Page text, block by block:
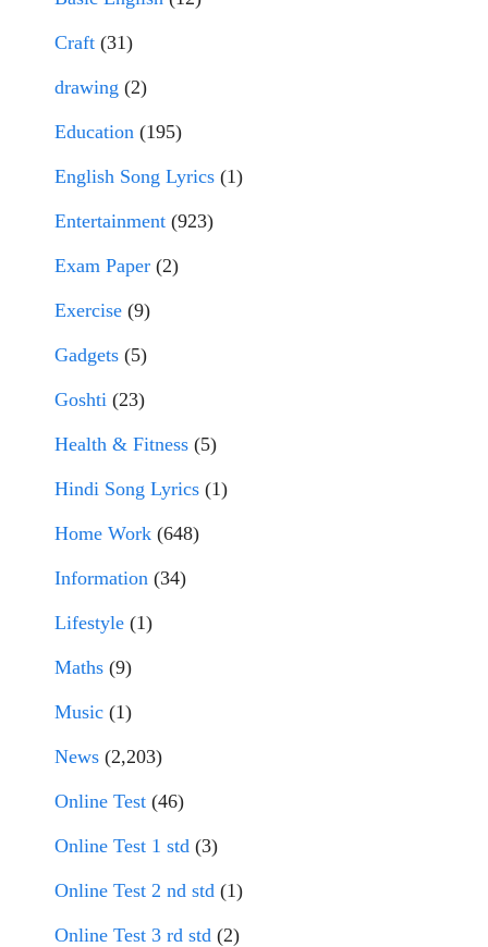
Craft (31)
drawing (2)
Education (195)
English Song Lyrics (1)
Entertainment (923)
Exam Paper (2)
Exercise (9)
Gadgets (5)
Goshti (23)
Health & Fitness (5)
Hindi Song Lyrics (1)
Home Work (648)
Information (34)
Lifestyle (1)
Maths (9)
Music (1)
News (2,203)
Online Test (46)
Online Test 1 std (3)
Online Test 2 nd std (1)
Online Test 3 rd std (2)